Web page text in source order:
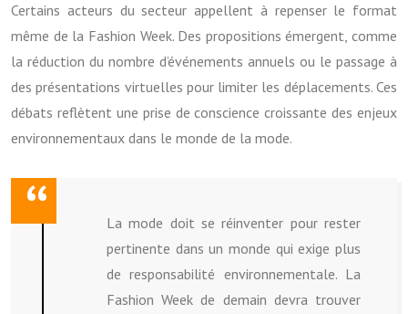
Certains acteurs du secteur appellent à repenser le format
même de la Fashion Week. Des propositions émergent, comme
la réduction du nombre d’événements annuels ou le passage à
des présentations virtuelles pour limiter les déplacements. Ces
débats reflètent une prise de conscience croissante des enjeux
environnementaux dans le monde de la mode.
La mode doit se réinventer pour rester
pertinente dans un monde qui exige plus
de responsabilité environnementale. La
Fashion Week de demain devra trouver